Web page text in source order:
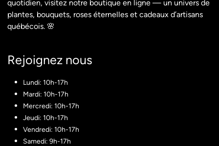
quotidien, visitez notre boutique en ligne — un univers de
plantes, bouquets, roses éternelles et cadeaux d’artisans
québécois. 🌸
Rejoignez nous​
Lundi: 10h-17h
Mardi: 10h-17h
Mercredi: 10h-17h
Jeudi: 10h-17h
Vendredi: 10h-17h
Samedi: 9h-17h